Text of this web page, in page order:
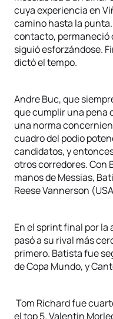
cuya experiencia en
camino hasta la
contacto, permaneció
siguió esforzándose.
dictó el tempo.
Andre Buc, que
que cumplir una pena
una norma
cuadro del podio
candidatos, y
otros corredores. Con
manos de Messias,
Reese Vannerson
En el sprint final por la
pasó a su rival más
primero. Batista fue
de Copa Mundo, y
Tom Richard fue
el top 5. Valentin